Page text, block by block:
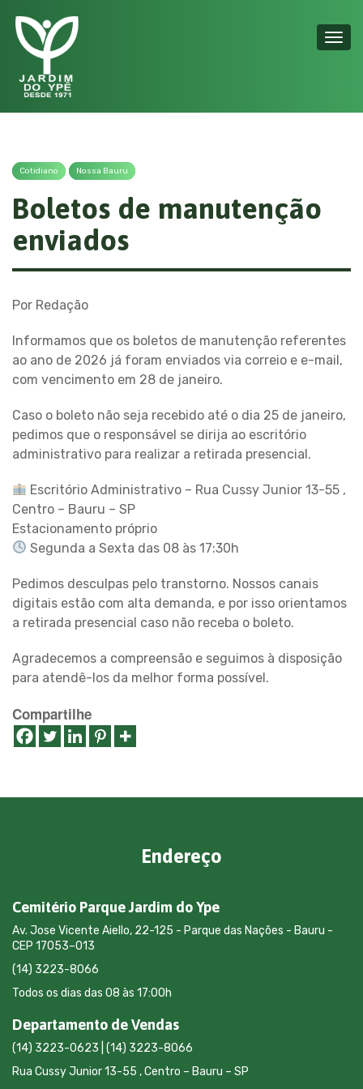
Cotidiano Nossa Bauru
Boletos de manutenção
enviados
Por Redação
Informamos que os boletos de manutenção referentes
ao ano de 2026 já foram enviados via correio e e-mail,
com vencimento em 28 de janeiro.
Caso o boleto não seja recebido até o dia 25 de janeiro,
pedimos que o responsável se dirija ao escritório
administrativo para realizar a retirada presencial.
Escritório Administrativo – Rua Cussy Junior 13-55 ,
Centro – Bauru – SP
Estacionamento próprio
Segunda a Sexta das 08 às 17:30h
Pedimos desculpas pelo transtorno. Nossos canais
digitais estão com alta demanda, e por isso orientamos
a retirada presencial caso não receba o boleto.
Agradecemos a compreensão e seguimos à disposição
para atendê-los da melhor forma possível.
Compartilhe
Endereço
Cemitério Parque Jardim do Ype
Av. Jose Vicente Aiello, 22-125 - Parque das Nações - Bauru -
CEP 17053–013
(14) 3223-8066
Todos os dias das 08 às 17:00h
Departamento de Vendas
(14) 3223-0623 | (14) 3223-8066
Rua Cussy Junior 13-55 , Centro – Bauru – SP